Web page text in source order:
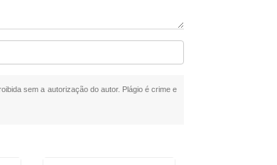
sem a autorização do autor. Plágio é crime e